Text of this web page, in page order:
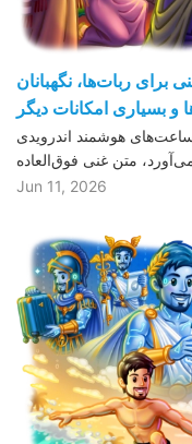
ربات‌ها، نگهبانان
بسیاری امکانات دیگر
هوشمند اندرویدی
Jun 11, 2026